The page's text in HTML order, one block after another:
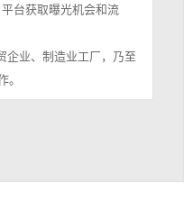
台获取曝光机会和流
企业、制造业工厂，乃至